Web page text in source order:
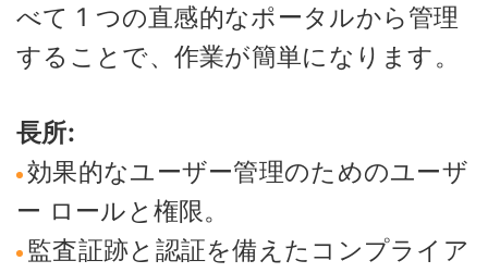
べて 1 つの直感的なポータルから管理
することで、作業が簡単になります。
長所:
効果的なユーザー管理のためのユーザ
ー ロールと権限。
監査証跡と認証を備えたコンプライア